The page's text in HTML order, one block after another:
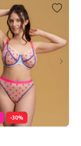
-30%